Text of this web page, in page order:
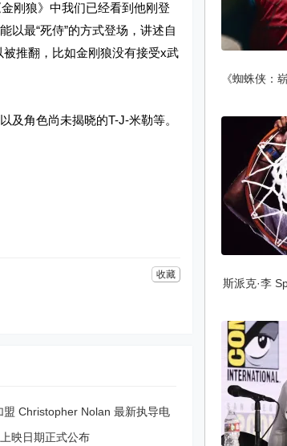
刚狼》中我们已经看到他刚登
以最“死侍”的方式登场，讲述自
推翻，比如金刚狼没有接受x武
及角色尚未揭晓的T-J-米勒等。
收藏
Christopher Nolan 最新执导电
映日期正式公布
斯派克·李